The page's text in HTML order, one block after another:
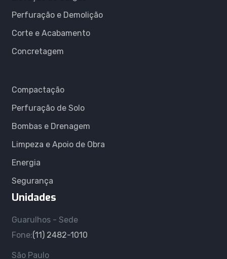
Perfuração e Demolição
Corte e Acabamento
Concretagem
Compactação
Perfuração de Solo
Bombas e Drenagem
Limpeza e Apoio de Obra
Energia
Segurança
Unidades
Guarulhos - Sede
Fone:(11) 2482-1010
São Paulo